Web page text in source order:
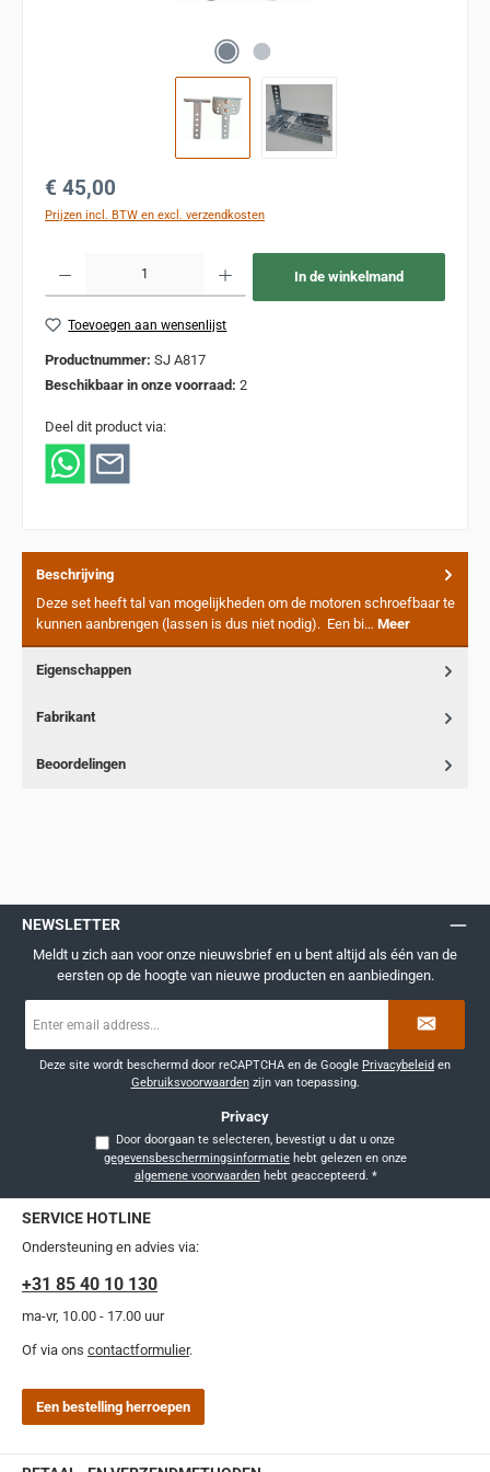
Normale prijs:
€ 45,00
Prijzen incl. BTW en excl. verzendkosten
In de winkelmand
Toevoegen aan wensenlijst
Productnummer: SJ A817
Beschikbaar in onze voorraad: 2
Deel dit product via:
Beschrijving
Deze set heeft tal van mogelijkheden om de motoren schroefbaar te
kunnen aanbrengen (lassen is dus niet nodig). Een bi… Meer
Eigenschappen
Fabrikant
Beoordelingen
NEWSLETTER
Meldt u zich aan voor onze nieuwsbrief en u bent altijd als één van de
eersten op de hoogte van nieuwe producten en aanbiedingen.
mailadres
Deze site wordt beschermd door reCAPTCHA en de Google Privacybeleid en
Gebruiksvoorwaardenzijn van toepassing.
Privacy
Door doorgaan te selecteren, bevestigt u dat u onze
gegevensbeschermingsinformatie
algemene voorwaardenhebt geaccepteerd. *
SERVICE HOTLINE
Ondersteuning en advies via:
+31 85 40 10 130
ma-vr, 10.00 - 17.00 uur
Of via ons contactformulier.
Een bestelling herroepen